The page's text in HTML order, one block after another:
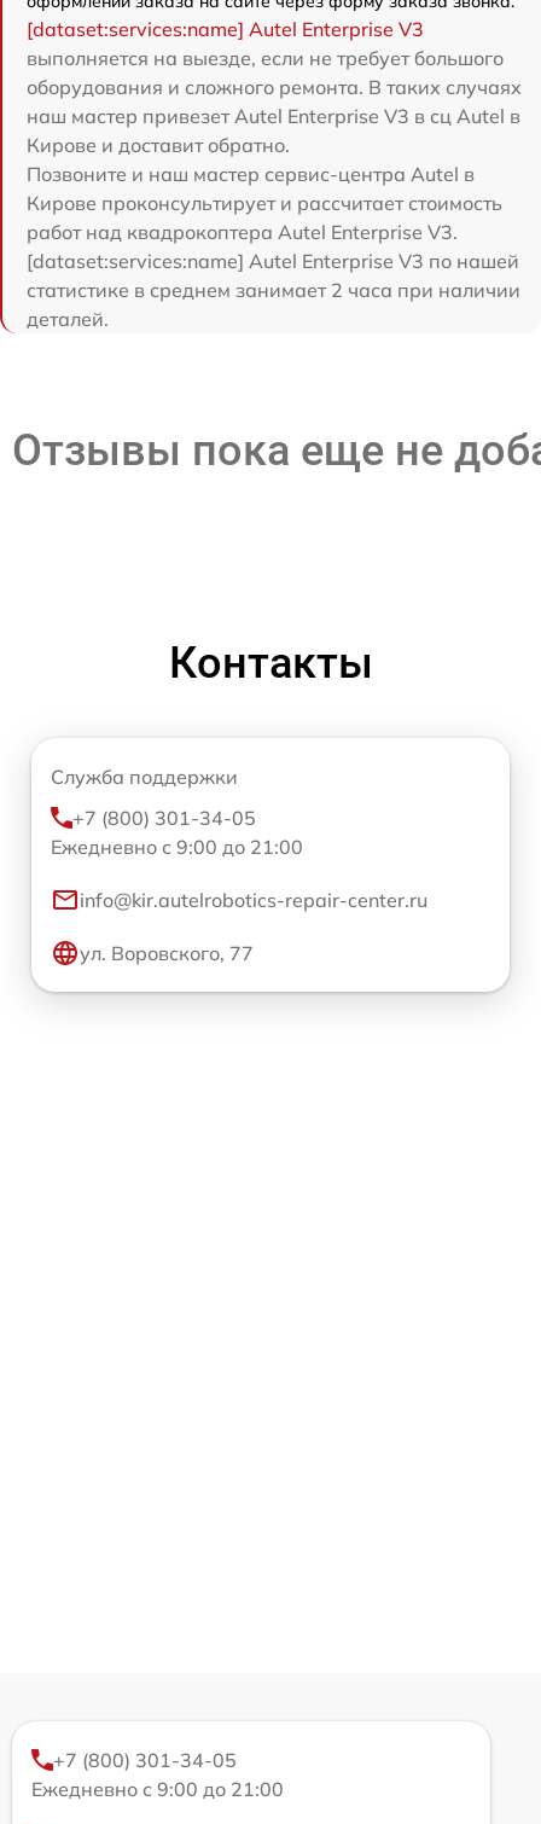
[dataset:services:name] Autel Enterprise V3
выполняется на выезде, если не требует большого
оборудования и сложного ремонта. В таких случаях
наш мастер привезет Autel Enterprise V3 в сц Autel в
Кирове и доставит обратно.
Позвоните и наш мастер сервис-центра Autel в
Кирове проконсультирует и рассчитает стоимость
работ над квадрокоптера Autel Enterprise V3.
[dataset:services:name] Autel Enterprise V3 по нашей
статистике в среднем занимает 2 часа при наличии
деталей.
Отзывы пока еще не
Контакты
Служба поддержки
+7 (800) 301-34-05
Ежедневно с 9:00 до 21:00
info@kir.autelrobotics-repair-center.ru
ул. Воровского, 77
+7 (800) 301-34-05
Ежедневно с 9:00 до 21:00